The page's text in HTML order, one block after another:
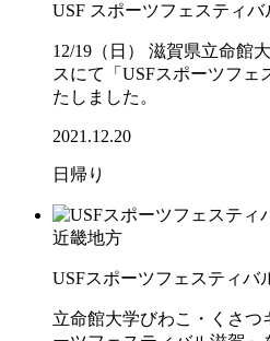
USF スポーツフェスティバ
12/19（日） 滋賀県立命館
スにて「USFスポーツフェ
たしました。
2021.12.20
日帰り
近畿地方
USFスポーツフェスティバ
立命館大学びわこ・くさつ